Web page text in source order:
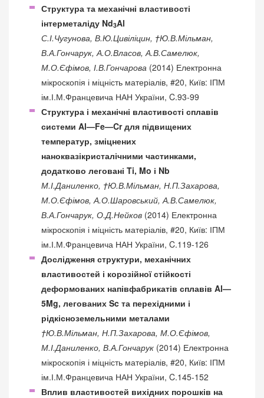
Структура та механічні властивості
інтерметаліду Nd3Al
С.І.Чугунова, В.Ю.Цивіліцин, †Ю.В.Мільман,
В.А.Гончарук, А.О.Власов, А.В.Самелюк,
М.О.Єфімов, І.В.Гончарова (2014) Електронна
мікроскопія і міцність матеріалів, #20, Київ: ІПМ
ім.І.М.Францевича НАН України, C.93-99
Структура і механічні властивості сплавів
системи Al—Fe—Cr для підвищених
температур, зміцнених
наноквазікристалічними частинками,
додатково леговані Ti, Mo і Nb
М.І.Даниленко, †Ю.В.Мільман, Н.П.Захарова,
М.О.Єфімов, А.О.Шаровський, А.В.Самелюк,
В.А.Гончарук, О.Д.Нейков (2014) Електронна
мікроскопія і міцність матеріалів, #20, Київ: ІПМ
ім.І.М.Францевича НАН України, C.119-126
Дослідження структури, механічних
властивостей і корозійної стійкості
деформованих напівфабрикатів сплавів Al—
5Mg, легованих Sc та перехідними і
рідкісноземельними металами
†Ю.В.Мільман, Н.П.Захарова, М.О.Єфімов,
М.І.Даниленко, В.А.Гончарук (2014) Електронна
мікроскопія і міцність матеріалів, #20, Київ: ІПМ
ім.І.М.Францевича НАН України, C.145-152
Вплив властивостей вихідних порошків на